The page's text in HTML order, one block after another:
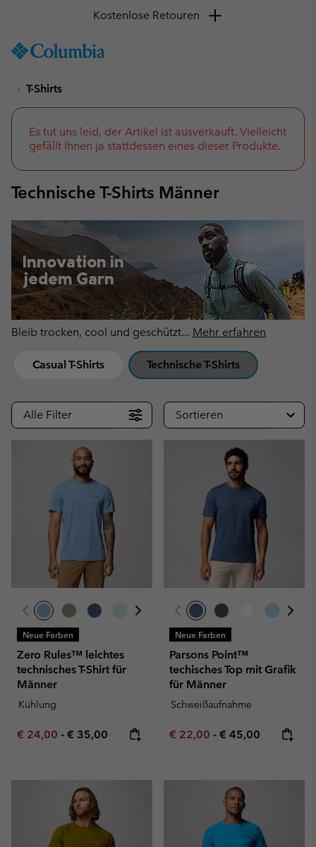
TO
SKIP
NAV
SKIP
TO
SEARCH
Kostenlose Retouren
T-Shirts
Es tut uns leid, der Artikel ist ausverkauft. Vielleicht
gefällt Ihnen ja stattdessen eines dieser Produkte.
Technische T-Shirts Männer
Innovation in
jedem Garn
Bleib trocken, cool und geschützt... Mehr erfahren
Casual T-Shirts Technische T-Shirts
Alle Filter Sortieren
Neue Farben
Zero Rules™ leichtes
technisches T-Shirt für
Männer
Kühlung
Minimum sale price:
€ 24,00 - Maximum price:
€ 35,00
Neue Farben
Parsons Point™
techisches Top mit Grafik
für Männer
Schweißaufnahme
Minimum sale price:
€ 22,00 - Maximum price:
€ 45,00